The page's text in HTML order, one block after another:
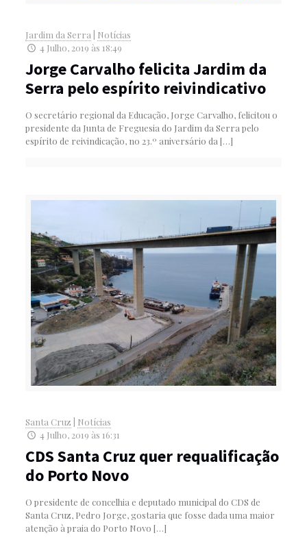
Jardim da Serra
Notícias
4 Julho, 2019 às 18:49
Jorge Carvalho felicita Jardim da
Serra pelo espírito reivindicativo
O secretário regional da Educação, Jorge Carvalho, felicitou o
presidente da Junta de Freguesia do Jardim da Serra pelo
espírito de reivindicação, no 23.º aniversário da […]
Santa Cruz
Notícias
4 Julho, 2019 às 16:31
CDS Santa Cruz quer requalificação
do Porto Novo
O presidente de concelhia e deputado municipal do CDS de
Santa Cruz, Pedro Jorge, gostaria que fosse dada uma maior
atenção à praia do Porto Novo […]